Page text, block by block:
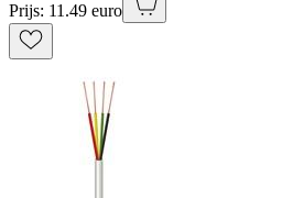
Prijs: 11.49 euro